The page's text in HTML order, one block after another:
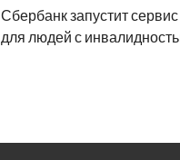
Сбербанк запустит
для людей с